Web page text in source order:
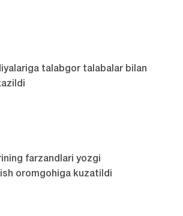
talabgor talabalar bilan
farzandlari yozgi
oromgohiga kuzatildi